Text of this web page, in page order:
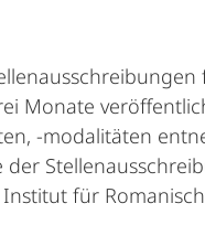
Monate
-modalitäten
der
für